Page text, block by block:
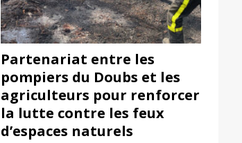
Partenariat entre les
pompiers du Doubs et les
agriculteurs pour renforcer
la lutte contre les feux
d’espaces naturels